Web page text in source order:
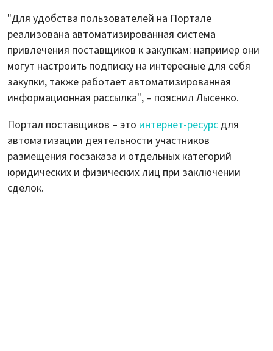
"Для удобства пользователей на Портале
реализована автоматизированная система
привлечения поставщиков к закупкам: например они
могут настроить подписку на интересные для себя
закупки, также работает автоматизированная
информационная рассылка", – пояснил Лысенко.
Портал поставщиков – это интернет-ресурс для
автоматизации деятельности участников
размещения госзаказа и отдельных категорий
юридических и физических лиц при заключении
сделок.